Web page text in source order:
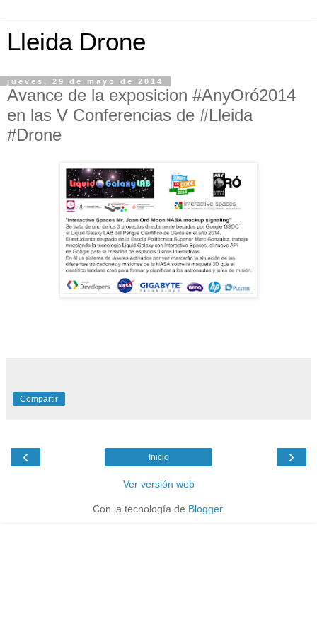
Lleida Drone
jueves, 29 de mayo de 2014
Avance de la exposicion #AnyOró2014
en las V Conferencias de #Lleida
#Drone
Compartir
‹ ›
Inicio
Ver versión web
Con la tecnología de Blogger.